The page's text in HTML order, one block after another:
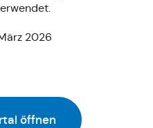
2026
öffnen